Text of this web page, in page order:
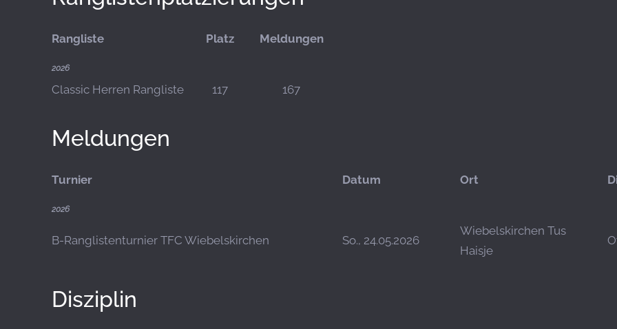
Rangliste Platz Meldungen
2026
Classic Herren Rangliste 117 167
Meldungen
Turnier Datum Ort
2026
B-Ranglistenturnier TFC Wiebelskirchen So., 24.05.2026
Wiebelskirchen Tus
Haisje
Disziplin